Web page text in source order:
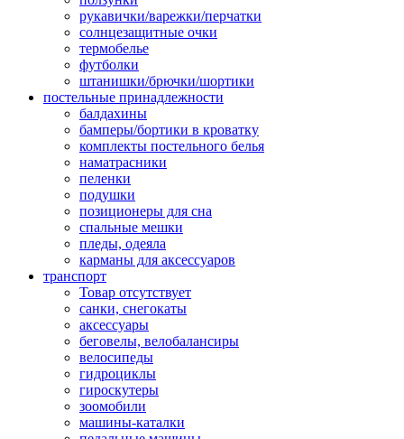
рукавички/варежки/перчатки
солнцезащитные очки
термобелье
футболки
штанишки/брючки/шортики
постельные принадлежности
балдахины
бамперы/бортики в кроватку
комплекты постельного белья
наматрасники
пеленки
подушки
позиционеры для сна
спальные мешки
пледы, одеяла
карманы для аксеcсуаров
транспорт
Товар отсутствует
санки, снегокаты
аксессуары
беговелы, велобалансиры
велосипеды
гидроциклы
гироскутеры
зоомобили
машины-каталки